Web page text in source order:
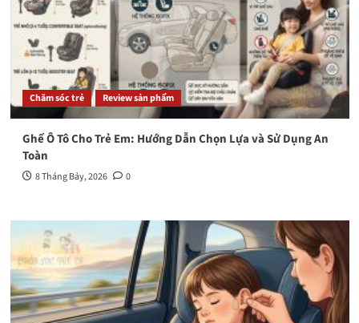
Chăm sóc trẻ Review sản phẩm
Ghế Ô Tô Cho Trẻ Em: Hướng Dẫn Chọn Lựa và Sử Dụng An
Toàn
8 Tháng Bảy, 2026 0